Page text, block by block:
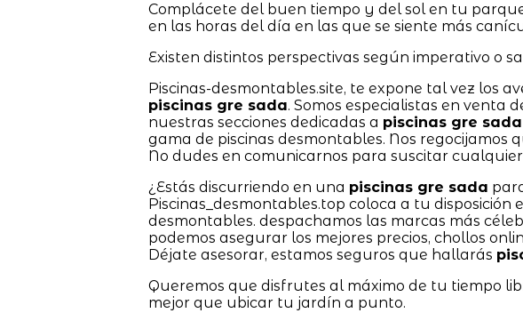
Complácete del buen tiempo y del sol en tu
en las horas del día en las que se siente más
Existen distintos perspectivas según imperativo o
Piscinas-desmontables.site, te expone tal vez los
piscinas gre sada. Somos especialistas en venta
nuestras secciones dedicadas a piscinas gre sada
gama de piscinas desmontables. Nos
No dudes en comunicarnos para suscitar
¿Estás discurriendo en una piscinas gre sada
Piscinas_desmontables.top coloca a tu disposición
desmontables. despachamos las marcas más
podemos asegurar los mejores precios, chollos
Déjate asesorar, estamos seguros que hallarás
Queremos que disfrutes al máximo de tu tiempo
mejor que ubicar tu jardín a punto.